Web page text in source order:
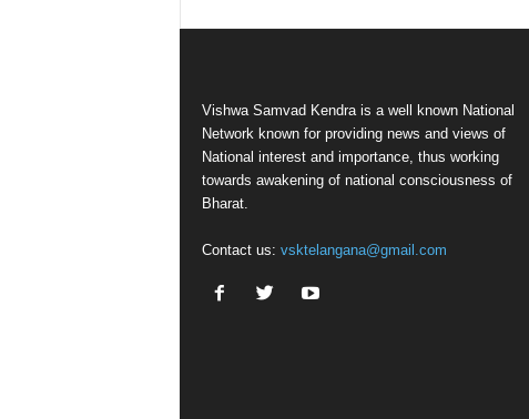
Vishwa Samvad Kendra is a well known National
Network known for providing news and views of
National interest and importance, thus working
towards awakening of national consciousness of
Bharat.
Contact us: vsktelangana@gmail.com